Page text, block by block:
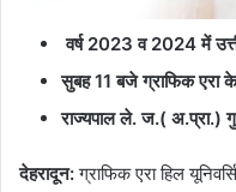
वर्ष 2023 व 2024 में
सुबह 11 बजे ग्राफिक एरा
राज्यपाल ले. ज.( अ.प्रा.)
देहरादून: ग्राफिक एरा हिल